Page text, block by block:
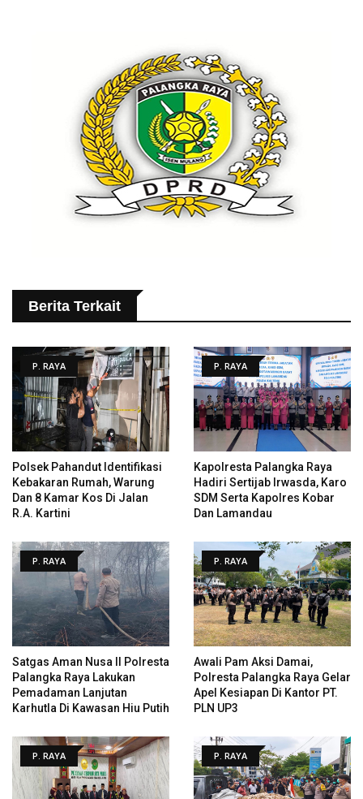
Berita Terkait
P. RAYA
Polsek Pahandut Identifikasi
Kebakaran Rumah, Warung
Dan 8 Kamar Kos Di Jalan
R.A. Kartini
P. RAYA
Kapolresta Palangka Raya
Hadiri Sertijab Irwasda, Karo
SDM Serta Kapolres Kobar
Dan Lamandau
P. RAYA
Satgas Aman Nusa II Polresta
Palangka Raya Lakukan
Pemadaman Lanjutan
Karhutla Di Kawasan Hiu Putih
P. RAYA
Awali Pam Aksi Damai,
Polresta Palangka Raya Gelar
Apel Kesiapan Di Kantor PT.
PLN UP3
P. RAYA P. RAYA